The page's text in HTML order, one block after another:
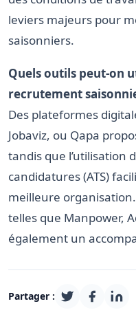
leviers majeurs pour
saisonniers.
Quels outils peut-on
recrutement
Des plateformes
Jobaviz, ou Qapa
tandis que l’utilisation
candidatures (ATS)
meilleure
telles que Manpower,
également un
Partager :